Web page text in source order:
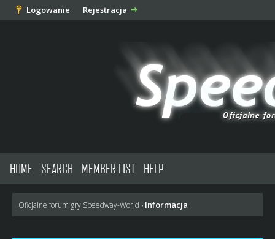
Logowanie Rejestracja
HOME SEARCH MEMBER LIST HELP
Oficjalne forum gry Speedway-World › Informacja